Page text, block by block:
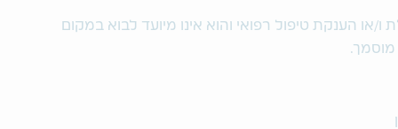
הענקת טיפול רפואי והוא אינו מיועד לבוא במקום
מוסמך.